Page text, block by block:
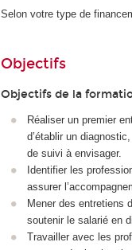
Selon votre type de
Objectifs
Objectifs de la
Réaliser un premier
d’établir un
de suivi à envisager.
Identifier les
assurer
Mener des entretiens
soutenir le salarié en
Travailler avec les